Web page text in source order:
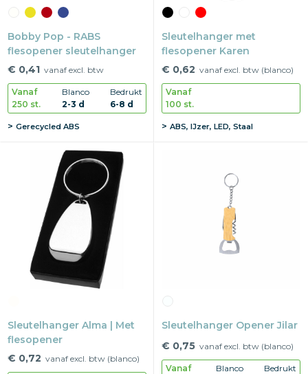
Bobby Pop - RABS
flesopener sleutelhanger
€ 0,41 vanaf excl. btw
Vanaf
250 st.
Blanco
2-3 d
Bedrukt
6-8 d
Gerecycled ABS
Sleutelhanger met
flesopener Karen
€ 0,62 vanaf excl. btw (blanco)
Vanaf
100 st.
ABS, IJzer, LED, Staal
Sleutelhanger Alma | Met
flesopener
€ 0,72 vanaf excl. btw (blanco)
Sleutelhanger Opener Jilar
€ 0,75 vanaf excl. btw (blanco)
Vanaf
Blanco
Bedrukt